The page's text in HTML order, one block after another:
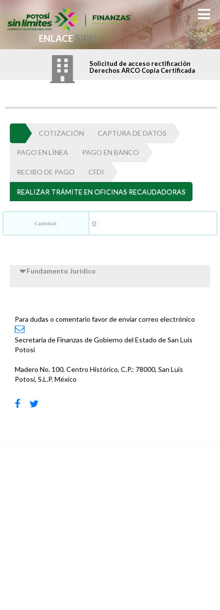
ENLACESIPEL
Solicitud de acceso rectificación
Derechos ARCO Copia Certificada
COTIZACIÓN CAPTURA DE DATOS
PAGO EN LÍNEA PAGO EN BANCO
RECIBO DE PAGO CFDI
REALIZAR TRÁMITE EN OFICINAS RECAUDADORAS
Cantidad:
Fundamento Jurídico
Para dudas o comentario favor de enviar correo electrónico
Secretaría de Finanzas de Gobierno del Estado de San Luis
Potosí
Madero No. 100, Centro Histórico, C.P.: 78000, San Luis
Potosí, S.L.P. México